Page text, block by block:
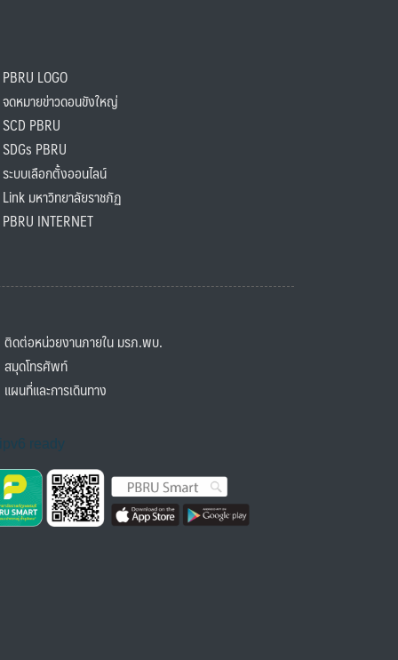
LOGO
หมายข่าวดอนขังใหญ่
PBRU
PBRU
บบเลือกตั้งออนไลน์
มหาวิทยาลัยราชภัฏ
INTERNET
ต่อหน่วยงานภายใน มรภ.พบ.
ดโทรศัพท์
นที่และการเดินทาง